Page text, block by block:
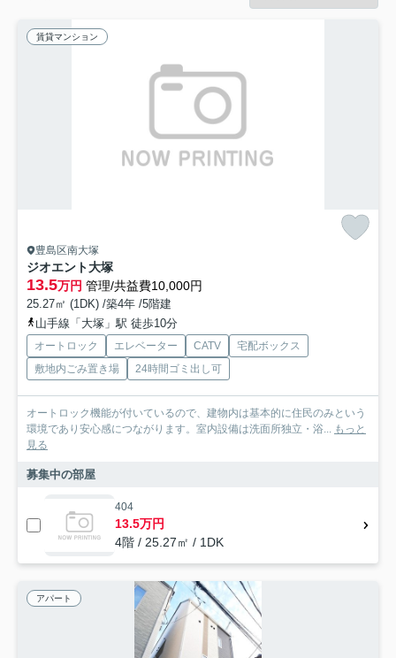
賃貸マンション
豊島区南大塚
ジオエント大塚
13.5万円 管理/共益費10,000円
25.27㎡ (1DK) /築4年 /5階建
山手線「大塚」駅 徒歩10分
オートロック エレベーター CATV
宅配ボックス
敷地内ごみ置き場
24時間ゴミ出し可
オートロック機能が付いているので、建物内は基本的に住民のみという
環境であり安心感につながります。室内設備は洗面所独立・浴... もっと
見る
募集中の部屋
404
13.5万円
4階 / 25.27㎡ / 1DK
アパート